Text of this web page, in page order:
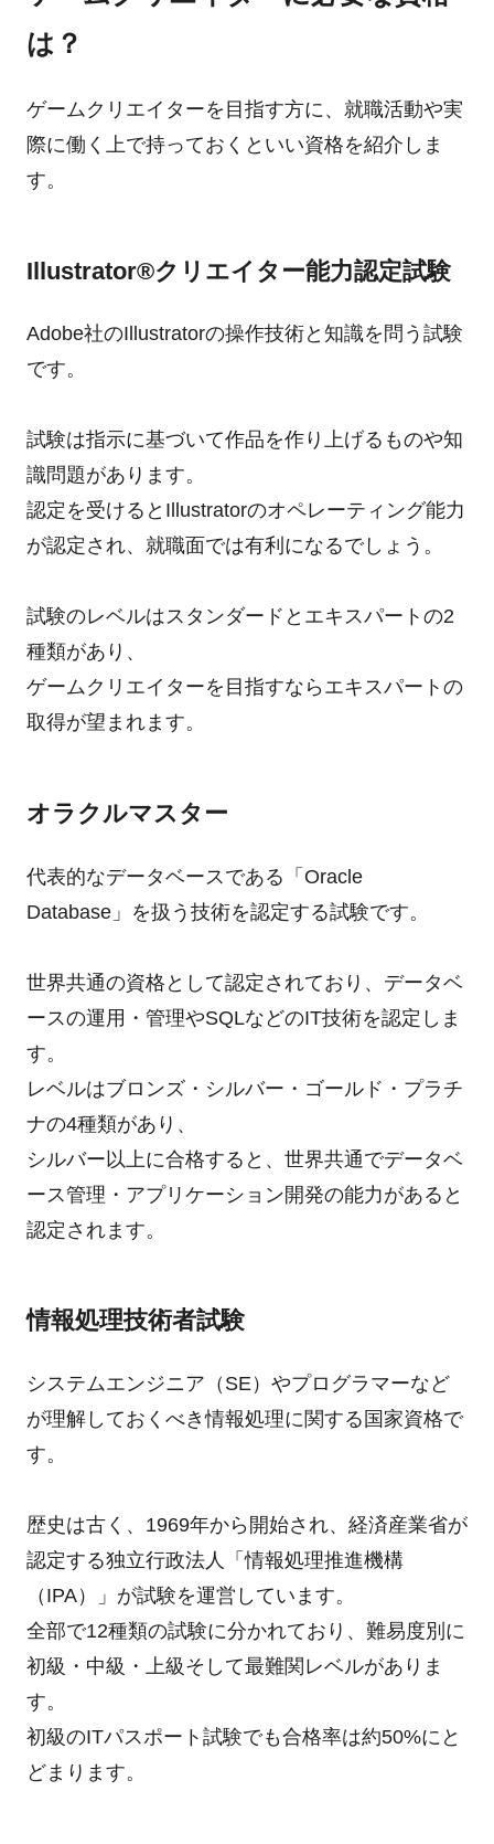
は？
ゲームクリエイターを目指す方に、就職活動や実
際に働く上で持っておくといい資格を紹介しま
す。
Illustrator®︎クリエイター能力認定試験
Adobe社のIllustratorの操作技術と知識を問う試験
です。
試験は指示に基づいて作品を作り上げるものや知
識問題があります。
認定を受けるとIllustratorのオペレーティング能力
が認定され、就職面では有利になるでしょう。
試験のレベルはスタンダードとエキスパートの2
種類があり、
ゲームクリエイターを目指すならエキスパートの
取得が望まれます。
オラクルマスター
代表的なデータベースである「Oracle
Database」を扱う技術を認定する試験です。
世界共通の資格として認定されており、データベ
ースの運用・管理やSQLなどのIT技術を認定しま
す。
レベルはブロンズ・シルバー・ゴールド・プラチ
ナの4種類があり、
シルバー以上に合格すると、世界共通でデータベ
ース管理・アプリケーション開発の能力があると
認定されます。
情報処理技術者試験
システムエンジニア（SE）やプログラマーなど
が理解しておくべき情報処理に関する国家資格で
す。
歴史は古く、1969年から開始され、経済産業省が
認定する独立行政法人「情報処理推進機構
（IPA）」が試験を運営しています。
全部で12種類の試験に分かれており、難易度別に
初級・中級・上級そして最難関レベルがありま
す。
初級のITパスポート試験でも合格率は約50%にと
どまります。